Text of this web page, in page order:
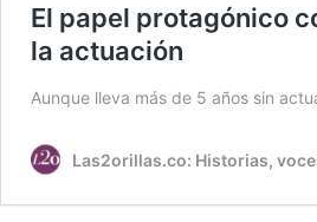
El papel protagónico
la actuación
Aunque lleva más de 5 años sin
Las2orillas.co: Historias,